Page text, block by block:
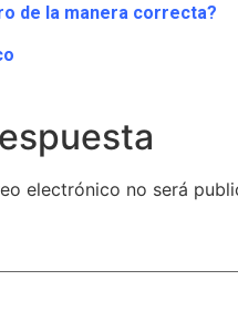
de la manera correcta?
electrónico no será